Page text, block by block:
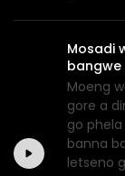
Mosadi
Moeng
gore a
go
banna
letseno